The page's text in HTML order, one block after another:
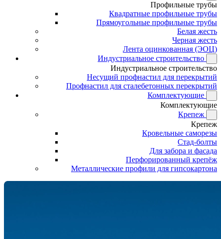
Профильные трубы
Квадратные профильные трубы
Прямоугольные профильные трубы
Белая жесть
Черная жесть
Лента оцинкованная (ЭОЦ)
Индустриальное строительство
Индустриальное строительство
Несущий профнастил для перекрытий
Профнастил для сталебетонных перекрытий
Комплектующие
Комплектующие
Крепеж
Крепеж
Кровельные саморезы
Стад-болты
Для забора и фасада
Перфорированный крепёж
Металлические профили для гипсокартона